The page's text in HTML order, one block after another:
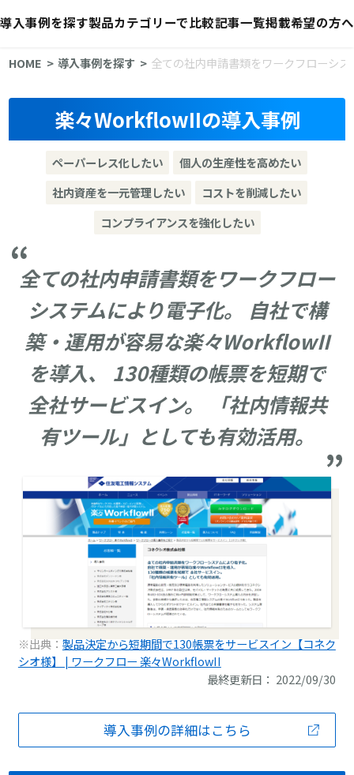
導入事例を探す製品カテゴリーで比較記事一覧掲載希望の方へ
HOME 導入事例を探す 全ての社内申請書類をワークフローシ
楽々WorkflowIIの導入事例
ペーパーレス化したい
個人の生産性を高めたい
社内資産を一元管理したい
コストを削減したい
コンプライアンスを強化したい
全ての社内申請書類をワークフロー
システムにより電子化。 自社で構
築・運用が容易な楽々WorkflowII
を導入、 130種類の帳票を短期で
全社サービスイン。 「社内情報共
有ツール」としても有効活用。
※出典： 製品決定から短期間で130帳票をサービスイン【コネク
シオ様】 | ワークフロー 楽々WorkflowII
最終更新日： 2022/09/30
導入事例の詳細はこちら